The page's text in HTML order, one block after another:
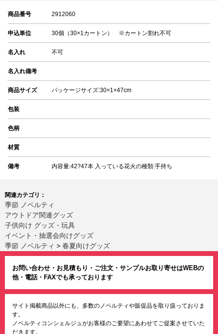
商品番号 2912060
申込単位 30個（30×1カートン） ※カートン割れ不可
名入れ 不可
名入れ備考
商品サイズ パッケージサイズ:30×1×47cm
包装
色柄
材質
備考 内容量:42?47本 入っている花火の種類:手持ち
関連カテゴリ：
季節 ノベルティ
アウトドア関連グッズ
子供向け グッズ・玩具
イベント・抽選会向けグッズ
季節 ノベルティ > 春夏向けグッズ
お問い合わせ・お見積もり・ご注文・サンプルお取り寄せはWEBの
他・電話・FAXでも承っております
サイト掲載商品以外にも、多数のノベルティや販促品を取り扱っておりま
す。
ノベルティコンシェルジュがお客様のご要望にあわせてご提案させていた
だきます。